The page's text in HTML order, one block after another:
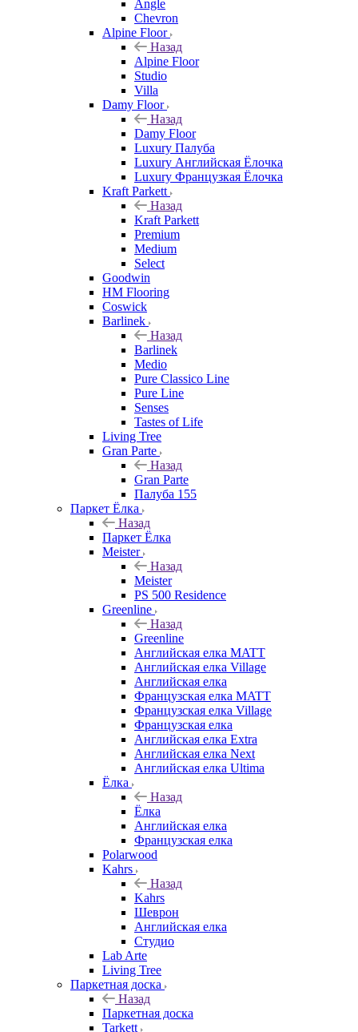
Angle
Chevron
Alpine Floor
Назад
Alpine Floor
Studio
Villa
Damy Floor
Назад
Damy Floor
Luxury Палуба
Luxury Английская Ёлочка
Luxury Французкая Ёлочка
Kraft Parkett
Назад
Kraft Parkett
Premium
Medium
Select
Goodwin
HM Flooring
Coswick
Barlinek
Назад
Barlinek
Medio
Pure Classico Line
Pure Line
Senses
Tastes of Life
Living Tree
Gran Parte
Назад
Gran Parte
Палуба 155
Паркет Ёлка
Назад
Паркет Ёлка
Meister
Назад
Meister
PS 500 Residence
Greenline
Назад
Greenline
Английская елка MATT
Английская елка Village
Английская елка
Французская елка MATT
Французская елка Village
Французская елка
Английская елка Extra
Английская елка Next
Английская елка Ultima
Ёлка
Назад
Ёлка
Английская елка
Французская елка
Polarwood
Kahrs
Назад
Kahrs
Шеврон
Английская елка
Студио
Lab Arte
Living Tree
Паркетная доска
Назад
Паркетная доска
Tarkett